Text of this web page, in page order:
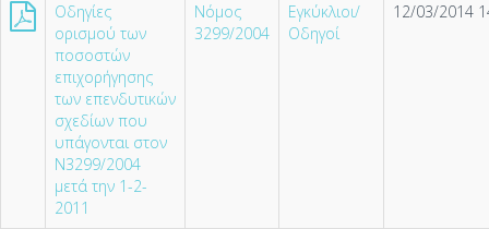
Οδηγίες
ορισμού των
ποσοστών
επιχορήγησης
των επενδυτικών
σχεδίων που
υπάγονται στον
Ν3299/2004
μετά την 1-2-
2011
Νόμος
3299/2004
Εγκύκλιοι/
Οδηγοί
12/03/2014